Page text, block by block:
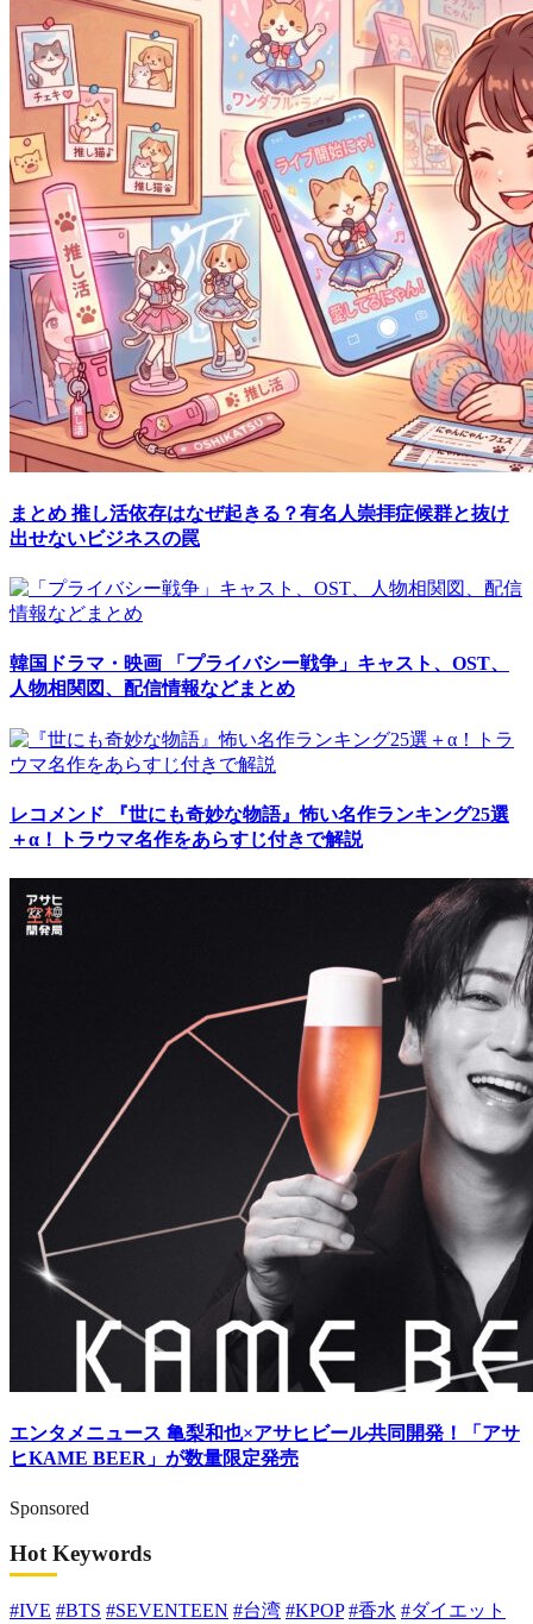
まとめ 推し活依存はなぜ起きる？有名人崇拝症候群と抜け
出せないビジネスの罠
韓国ドラマ・映画 「プライバシー戦争」キャスト、OST、
人物相関図、配信情報などまとめ
レコメンド 『世にも奇妙な物語』怖い名作ランキング25選
＋α！トラウマ名作をあらすじ付きで解説
エンタメニュース 亀梨和也×アサヒビール共同開発！「アサ
ヒKAME BEER」が数量限定発売
Sponsored
Hot Keywords
#IVE #BTS #SEVENTEEN #台湾 #KPOP #香水 #ダイエット